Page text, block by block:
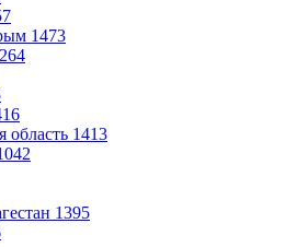
1473
264
область 1413
1395